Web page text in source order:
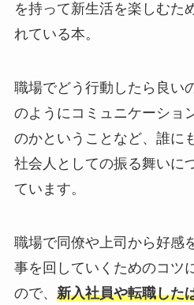
を持って新生活を楽しむた
れている本。
職場でどう行動したら良い
のようにコミュニケーショ
のかということなど、誰に
社会人としての振る舞いに
ています。
職場で同僚や上司から好感
事を回していくためのコツ
ので、 新入社員や転職した